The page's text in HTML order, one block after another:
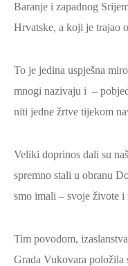
Baranje i zapadnog
Hrvatske, a koji je trajao
To je jedina uspješna
mnogi nazivaju i –
niti jedne žrtve tijekom
Veliki doprinos dali su
spremno stali u obranu
smo imali – svoje živote i
Tim povodom,
Grada Vukovara položila